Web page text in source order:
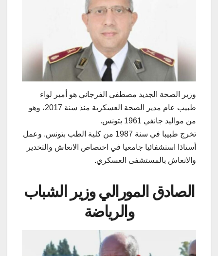
وزير الصحة الجديد مصطفى الفرجاني هو أمير لواء
طبيب عام مدير الصحة العسكرية منذ سنة 2017، وهو
من مواليد جانفي 1961 بتونس.
تخرج طبيبا في سنة 1987 من كلية الطب بتونس. وعمل
أستاذا استشفائيا جامعيا في اختصاص الانعاش والتخدير
والانعاش بالمستشفى العسكري.
الصادق المورالي وزير الشباب
والرياضة